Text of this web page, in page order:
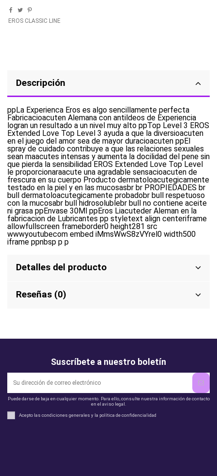
EROS CLASSIC LINE
Descripción
ppLa Experienca Eros es algo sencillamente perfecta
Fabricacioacuten Alemana con antildeos de Experiencia
logran un resultado a un nivel muy alto ppTop Level 3 EROS
Extended Love Top Level 3 ayuda a que la diversioacuten
en el juego del amor sea de mayor duracioacuten ppEl
spray de cuidado contribuye a que las relaciones sexuales
sean maacutes intensas y aumenta la docilidad del pene sin
que pierda la sensibilidad EROS Extended Love Top Level
le proporcionaraacute una agradable sensacioacuten de
frescura en su cuerpo Producto dermatoloacutegicamente
testado en la piel y en las mucosasbr br PROPIEDADES br
bull dermatoloacutegicamente probadobr bull respetuoso
con la mucosabr bull hidrosolublebr bull no contiene aceite
ni grasa ppEnvase 30Ml ppEros Liacuteder Aleman en la
fabricacion de Lubricantes pp styletext align centeriframe
allowfullscreen frameborder0 height281 src
wwwyoutubecom embed iMmsWwS8zVYrel0 width500
iframe ppnbsp p p
Detalles del producto
Reseñas (0)
Suscríbete a nuestro boletín
Puede darse de baja en cualquier momento. Para ello, consulte nuestra información de contacto
en el aviso legal.
Acepto las condiciones generales y la política de confidencialidad